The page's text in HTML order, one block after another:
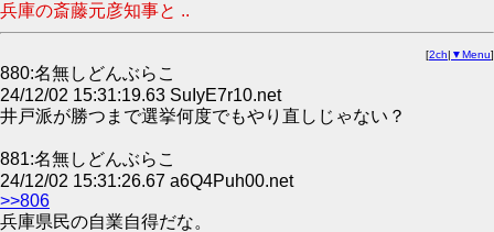
兵庫の斎藤元彦知事と ..
[2ch| ▼Menu]
880:名無しどんぶらこ
24/12/02 15:31:19.63 SuIyE7r10.net
井戸派が勝つまで選挙何度でもやり直しじゃない？
881:名無しどんぶらこ
24/12/02 15:31:26.67 a6Q4Puh00.net
>>806
兵庫県民の自業自得だな。